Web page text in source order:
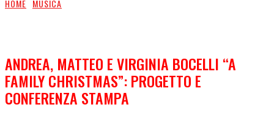
HOME MUSICA
ANDREA, MATTEO E VIRGINIA BOCELLI “A
FAMILY CHRISTMAS”: PROGETTO E
CONFERENZA STAMPA